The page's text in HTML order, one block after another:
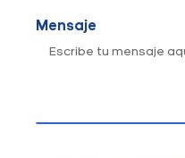
Mensaje